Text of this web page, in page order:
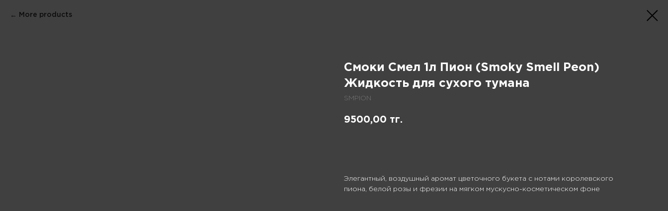
More products
Смоки Смел 1л Пион (Smoky Smell Peon)
Жидкость для сухого тумана
SMPION
9500,00 тг.
Элегантный, воздушный аромат цветочного букета с нотами королевского
пиона, белой розы и фрезии на мягком мускусно-косметическом фоне